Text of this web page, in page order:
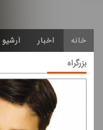
خانه اخبار آرشیو
بزرگراه